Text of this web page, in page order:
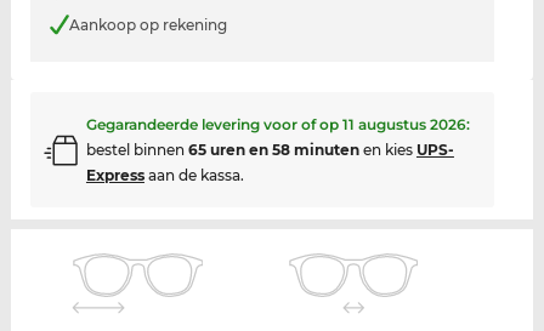
Aankoop op rekening
Gegarandeerde levering voor of op 11 augustus 2026:
bestel binnen 65 uren en 58 minutenen kies UPS-
Expressaan de kassa.